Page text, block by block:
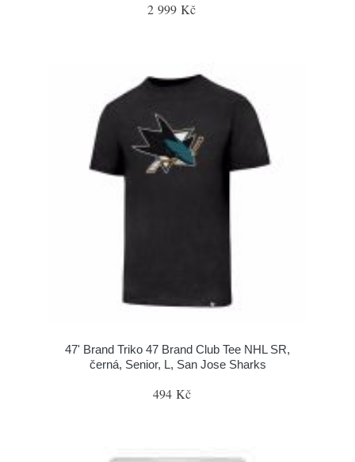
2 999 Kč
47' Brand Triko 47 Brand Club Tee NHL SR,
černá, Senior, L, San Jose Sharks
494 Kč